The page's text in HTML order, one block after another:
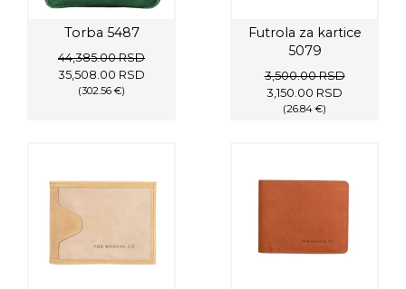
Torba 5487
44,385.00RSD
Original
price
35,508.00 RSD
(302.56 €)
Futrola za kartice
5079
3,500.00RSD
Original
price
3,150.00 RSD
(26.84 €)